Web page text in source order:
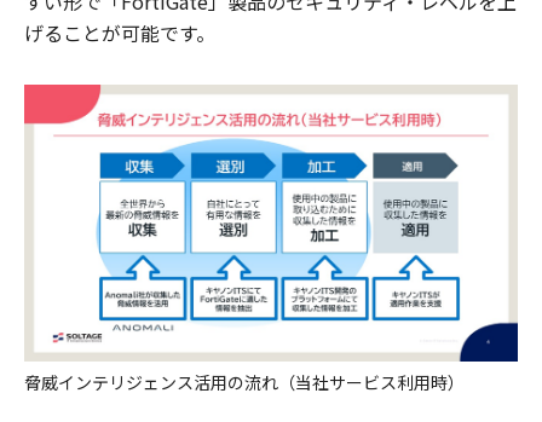
げることが可能です。
脅威インテリジェンス活用の流れ（当社サービス利用時）